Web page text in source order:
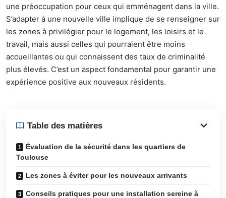
une préoccupation pour ceux qui emménagent dans la ville.
S’adapter à une nouvelle ville implique de se renseigner sur
les zones à privilégier pour le logement, les loisirs et le
travail, mais aussi celles qui pourraient être moins
accueillantes ou qui connaissent des taux de criminalité
plus élevés. C’est un aspect fondamental pour garantir une
expérience positive aux nouveaux résidents.
Table des matières
Évaluation de la sécurité dans les quartiers de
Toulouse
Les zones à éviter pour les nouveaux arrivants
Conseils pratiques pour une installation sereine à